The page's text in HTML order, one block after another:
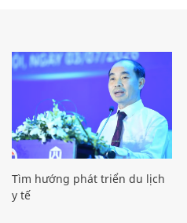
Tìm hướng phát triển du lịch
y tế